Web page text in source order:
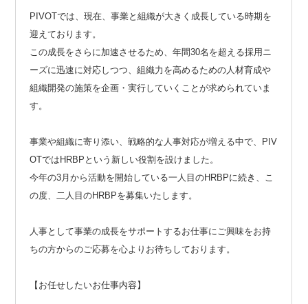
PIVOTでは、現在、事業と組織が大きく成長している時期を
迎えております。
この成長をさらに加速させるため、年間30名を超える採用ニ
ーズに迅速に対応しつつ、組織力を高めるための人材育成や
組織開発の施策を企画・実行していくことが求められていま
す。
事業や組織に寄り添い、戦略的な人事対応が増える中で、PIV
OTではHRBPという新しい役割を設けました。
今年の3月から活動を開始している一人目のHRBPに続き、こ
の度、二人目のHRBPを募集いたします。
人事として事業の成長をサポートするお仕事にご興味をお持
ちの方からのご応募を心よりお待ちしております。
【お任せしたいお仕事内容】